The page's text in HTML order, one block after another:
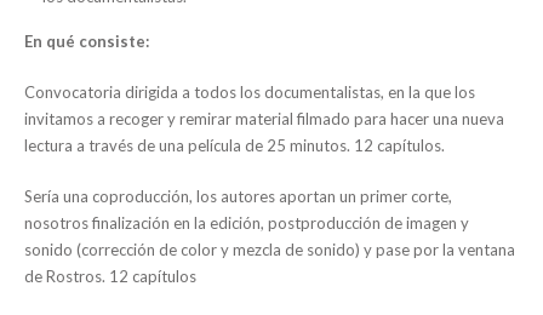
En qué consiste:
Convocatoria dirigida a todos los documentalistas, en la que los
invitamos a recoger y remirar material filmado para hacer una nueva
lectura a través de una película de 25 minutos. 12 capítulos.
Sería una coproducción, los autores aportan un primer corte,
nosotros finalización en la edición, postproducción de imagen y
sonido (corrección de color y mezcla de sonido) y pase por la ventana
de Rostros. 12 capítulos